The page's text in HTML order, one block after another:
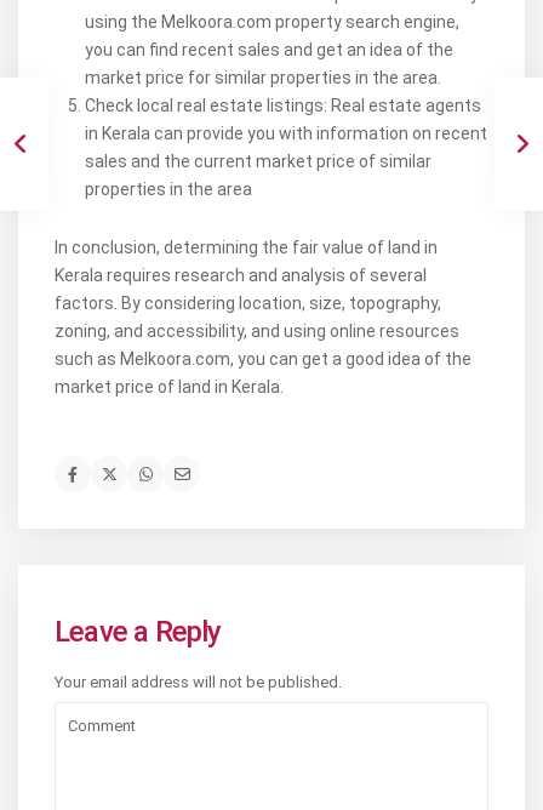
using the Melkoora.com property search engine,
you can find recent sales and get an idea of the
market price for similar properties in the area.
Check local real estate listings: Real estate agents
in Kerala can provide you with information on recent
sales and the current market price of similar
properties in the area
In conclusion, determining the fair value of land in
Kerala requires research and analysis of several
factors. By considering location, size, topography,
zoning, and accessibility, and using online resources
such as Melkoora.com, you can get a good idea of the
market price of land in Kerala.
Leave a Reply
Your email address will not be published.